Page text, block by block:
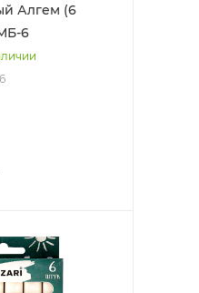
Алгем (6
6